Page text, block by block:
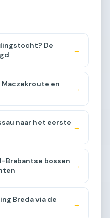
De
→
en
→
naar het eerste
→
Brabantse bossen
→
Breda via de
→